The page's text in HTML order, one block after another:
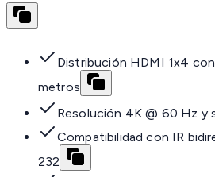
Distribución HDMI 1x4
metros
Resolución 4K @ 60 Hz y
Compatibilidad con IR
232